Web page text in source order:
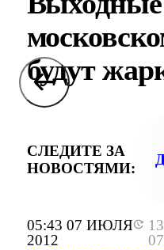
05:43 07 ИЮЛЯ
2012
будут
СЛЕДИТЕ ЗА
НОВОСТЯМИ: